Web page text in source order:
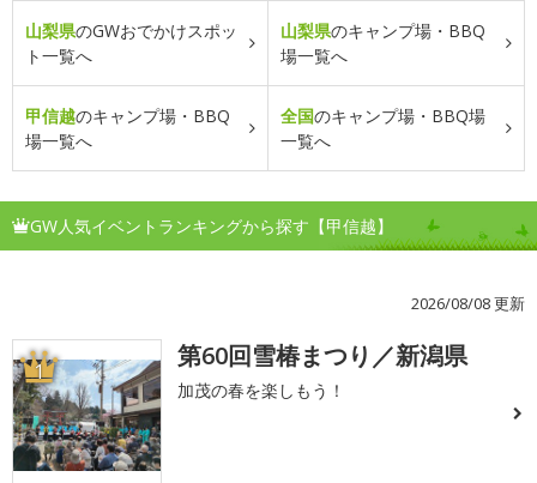
山梨県のGWおでかけスポッ
ト一覧へ
山梨県のキャンプ場・BBQ
場一覧へ
甲信越のキャンプ場・BBQ
場一覧へ
全国のキャンプ場・BBQ場
一覧へ
GW人気イベントランキングから探す【甲信越】
2026/08/08 更新
1 第60回雪椿まつり／新潟県
加茂の春を楽しもう！